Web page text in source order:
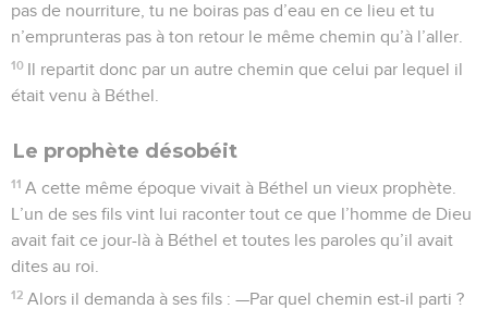
pas de nourriture, tu ne boiras pas d’eau en ce lieu et tu
n’emprunteras pas à ton retour le même chemin qu’à l’aller.
10 Il repartit donc par un autre chemin que celui par lequel il
était venu à Béthel.
Le prophète désobéit
11 A cette même époque vivait à Béthel un vieux prophète.
L’un de ses fils vint lui raconter tout ce que l’homme de Dieu
avait fait ce jour-là à Béthel et toutes les paroles qu’il avait
dites au roi.
12 Alors il demanda à ses fils : —Par quel chemin est-il parti ?